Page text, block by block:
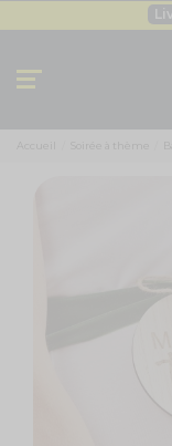
Accueil Soirée à thème